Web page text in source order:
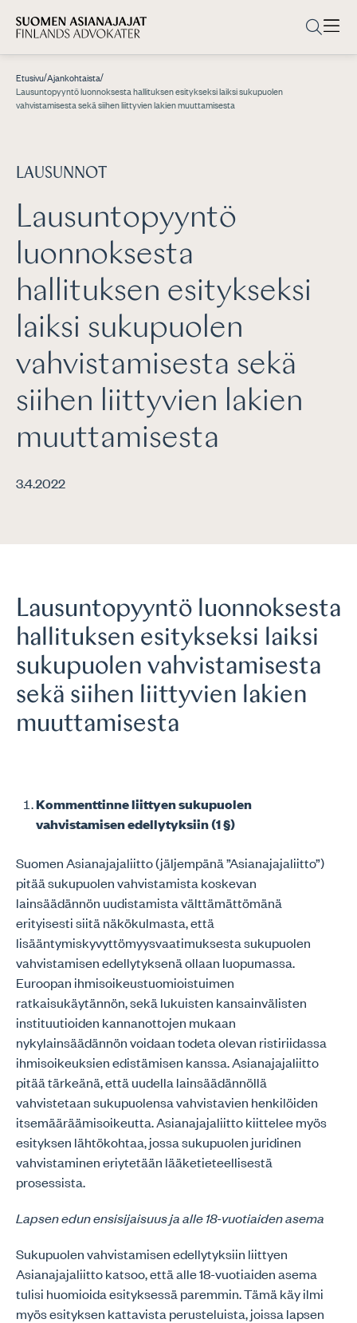
Etusivu/Ajankohtaista/
Lausuntopyyntö luonnoksesta hallituksen esitykseksi laiksi sukupuolen
vahvistamisesta sekä siihen liittyvien lakien muuttamisesta
LAUSUNNOT
Lausuntopyyntö
luonnoksesta
hallituksen esitykseksi
laiksi sukupuolen
vahvistamisesta sekä
siihen liittyvien lakien
muuttamisesta
3.4.2022
Lausuntopyyntö luonnoksesta
hallituksen esitykseksi laiksi
sukupuolen vahvistamisesta
sekä siihen liittyvien lakien
muuttamisesta
Kommenttinne liittyen sukupuolen
vahvistamisen edellytyksiin (1 §)
Suomen Asianajajaliitto (jäljempänä ”Asianajajaliitto”)
pitää sukupuolen vahvistamista koskevan
lainsäädännön uudistamista välttämättömänä
erityisesti siitä näkökulmasta, että
lisääntymiskyvyttömyysvaatimuksesta sukupuolen
vahvistamisen edellytyksenä ollaan luopumassa.
Euroopan ihmisoikeustuomioistuimen
ratkaisukäytännön, sekä lukuisten kansainvälisten
instituutioiden kannanottojen mukaan
nykylainsäädännön voidaan todeta olevan ristiriidassa
ihmisoikeuksien edistämisen kanssa. Asianajajaliitto
pitää tärkeänä, että uudella lainsäädännöllä
vahvistetaan sukupuolensa vahvistavien henkilöiden
itsemääräämisoikeutta. Asianajajaliitto kiittelee myös
esityksen lähtökohtaa, jossa sukupuolen juridinen
vahvistaminen eriytetään lääketieteellisestä
prosessista.
Lapsen edun ensisijaisuus ja alle 18-vuotiaiden asema
Sukupuolen vahvistamisen edellytyksiin liittyen
Asianajajaliitto katsoo, että alle 18-vuotiaiden asema
tulisi huomioida esityksessä paremmin. Tämä käy ilmi
myös esityksen kattavista perusteluista, joissa lapsen